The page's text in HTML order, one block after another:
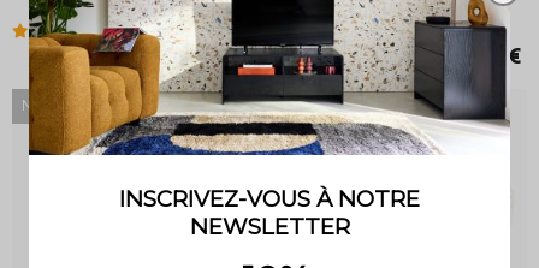
4 (9)
899,99 €
4 (22)
599,99 €
NOUVEAU